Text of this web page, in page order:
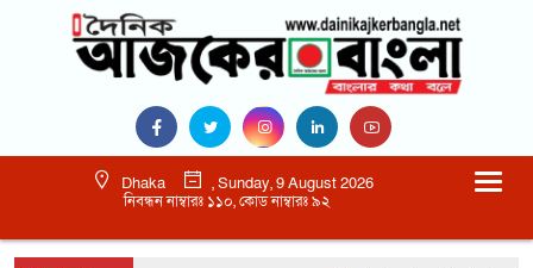
Dhaka
, Sunday, 9 August 2026
নিবন্ধন নাম্বারঃ ১১০, কোড নাম্বারঃ ৯২